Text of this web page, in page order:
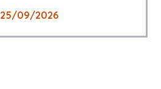
25/09/2026